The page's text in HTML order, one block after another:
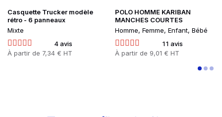
Casquette Trucker modèle
rétro - 6 panneaux
Mixte
4 avis
Prix
À partir de 7,34 € HT
POLO HOMME KARIBAN
MANCHES COURTES
Homme, Femme, Enfant, Bébé
11 avis
Prix
À partir de 9,01 € HT